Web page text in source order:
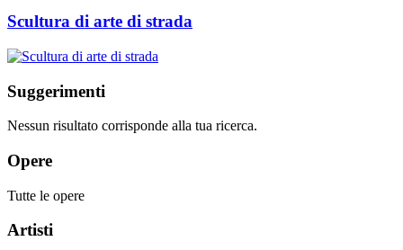
Scultura di arte di strada
Suggerimenti
Nessun risultato corrisponde alla tua ricerca.
Opere
Tutte le opere
Artisti